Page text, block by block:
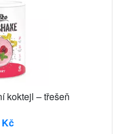
koktejl – třešeň
Kč